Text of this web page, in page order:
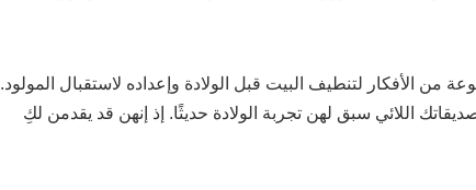
من الأفكار لتنطيف البيت قبل الولادة وإعداده لاستقبال المولود.
اللائي سبق لهن تجربة الولادة حديثًا. إذ إنهن قد يقدمن لكِ